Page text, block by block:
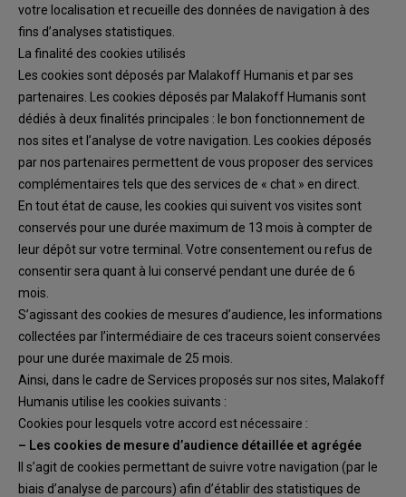
votre localisation et recueille des données de navigation à des
fins d’analyses statistiques.
La finalité des cookies utilisés
Les cookies sont déposés par Malakoff Humanis et par ses
partenaires. Les cookies déposés par Malakoff Humanis sont
dédiés à deux finalités principales : le bon fonctionnement de
nos sites et l’analyse de votre navigation. Les cookies déposés
par nos partenaires permettent de vous proposer des services
complémentaires tels que des services de « chat » en direct.
En tout état de cause, les cookies qui suivent vos visites sont
conservés pour une durée maximum de 13 mois à compter de
leur dépôt sur votre terminal.
Votre consentement ou refus de
consentirsera quant à lui conservé pendant une durée de 6
mois.
S’agissant des cookies de mesures d’audience, les informations
collectées par l’intermédiaire de ces traceurs soient conservées
pour une durée maximale de 25 mois.
Ainsi, dans le cadre de Services proposés surnos sites, Malakoff
Humanis utilise les cookies suivants :
Cookies pour lesquels votre accord est nécessaire :
– Les cookies de mesure d’audience détaillée et agrégée
Il s’agit de cookies permettant de suivre votre navigation (par le
biais d’analyse de parcours) afin d’établir des statistiques de